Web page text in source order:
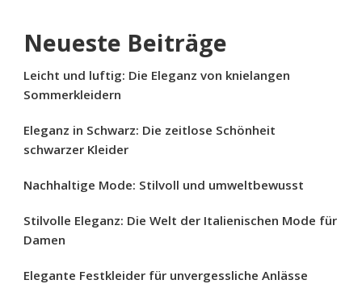
Neueste Beiträge
Leicht und luftig: Die Eleganz von knielangen
Sommerkleidern
Eleganz in Schwarz: Die zeitlose Schönheit
schwarzer Kleider
Nachhaltige Mode: Stilvoll und umweltbewusst
Stilvolle Eleganz: Die Welt der Italienischen Mode für
Damen
Elegante Festkleider für unvergessliche Anlässe